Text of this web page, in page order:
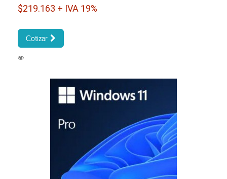
$219.163 + IVA 19%
Cotizar